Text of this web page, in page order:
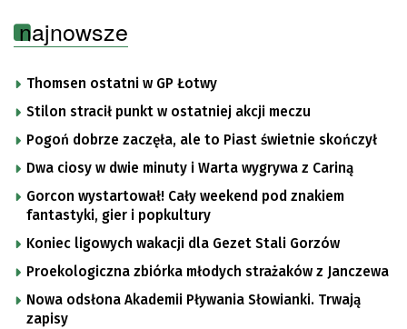
najnowsze
Thomsen ostatni w GP Łotwy
Stilon stracił punkt w ostatniej akcji meczu
Pogoń dobrze zaczęła, ale to Piast świetnie skończył
Dwa ciosy w dwie minuty i Warta wygrywa z Cariną
Gorcon wystartował! Cały weekend pod znakiem
fantastyki, gier i popkultury
Koniec ligowych wakacji dla Gezet Stali Gorzów
Proekologiczna zbiórka młodych strażaków z Janczewa
Nowa odsłona Akademii Pływania Słowianki. Trwają
zapisy